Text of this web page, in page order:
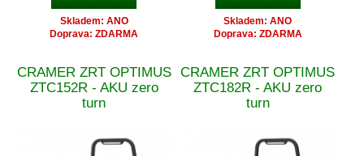
Skladem: ANO
Doprava: ZDARMA
Skladem: ANO
Doprava: ZDARMA
CRAMER ZRT OPTIMUS
ZTC152R - AKU zero
turn
CRAMER ZRT OPTIMUS
ZTC182R - AKU zero
turn